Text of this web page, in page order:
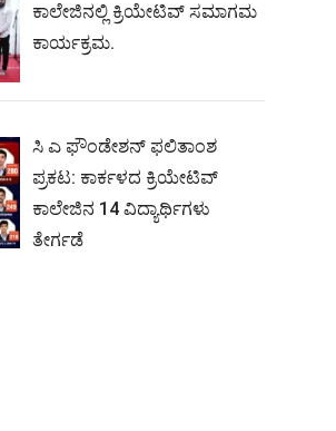
ಕಾಲೇಜಿನಲ್ಲಿ ಕ್ರಿಯೇಟಿವ್ ಸಮಾಗಮ
ಕಾರ್ಯಕ್ರಮ.
ಸಿ ಎ ಫೌಂಡೇಶನ್ ಫಲಿತಾಂಶ
ಪ್ರಕಟ: ಕಾರ್ಕಳದ ಕ್ರಿಯೇಟಿವ್
ಕಾಲೇಜಿನ 14 ವಿದ್ಯಾರ್ಥಿಗಳು
ತೇರ್ಗಡೆ